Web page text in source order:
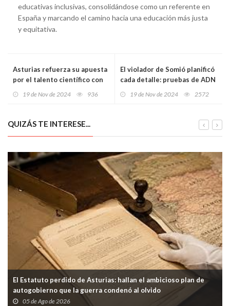
educativas inclusivas, consolidándose como un referente en
España y marcando el camino hacia una educación más justa
y equitativa.
Asturias refuerza su apuesta
por el talento científico con
19 de Nov de 2024 936
El violador de Somió planificó
cada detalle: pruebas de ADN
19 de Nov de 2024 2572
QUIZÁS TE INTERESE...
El Estatuto perdido de Asturias: hallan el ambicioso plan de
autogobierno que la guerra condenó al olvido
05 de Ago de 2026